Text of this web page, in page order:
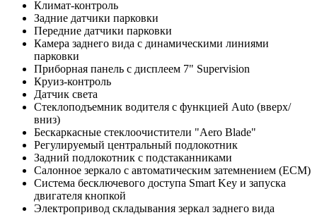
Климат-контроль
Задние датчики парковки
Передние датчики парковки
Камера заднего вида с динамическими линиями
парковки
Приборная панель с дисплеем 7" Supervision
Круиз-контроль
Датчик света
Стеклоподъемник водителя с функцией Auto (вверх/
вниз)
Бескаркасные стеклоочистители "Aero Blade"
Регулируемый центральный подлокотник
Задний подлокотник с подстаканниками
Салонное зеркало с автоматическим затемнением (ECM)
Система бесключевого доступа Smart Key и запуска
двигателя кнопкой
Электропривод складывания зеркал заднего вида